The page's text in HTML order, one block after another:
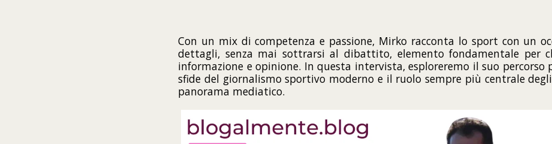
Con un mix di competenza e passione, Mirko racconta lo sport con un
dettagli, senza mai sottrarsi al dibattito, elemento fondamentale per
informazione e opinione. In questa intervista, esploreremo il suo percorso
sfide del giornalismo sportivo moderno e il ruolo sempre più centrale
panorama mediatico.